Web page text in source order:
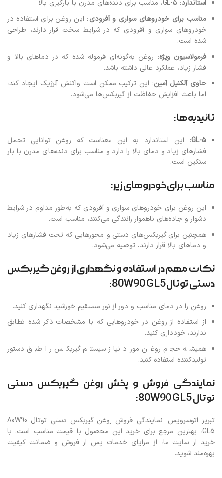
استاندارد: GL-5، مناسب برای دنده‌های مدرن با بارگیری بالا
مناسب برای خودروهای سواری و آفرودی: این روغن برای استفاده در
خودروهای سواری و آفرودی که در شرایط سخت قرار دارند، طراحی
شده است.
فرمولاسیون ویژه: روغن به‌گونه‌ای فرموله شده که در دماهای بالا و
فشار زیاد، عملکرد عالی داشته باشد.
حاوی آلکنیل آمین: این ترکیب ممکن است واکنش آلرژیک ایجاد کند،
اما باعث افزایش حفاظت از گیربکس‌ها می‌شود.
تائیدیه‌ها:
GL-5: این استاندارد به این معناست که روغن توانایی تحمل
فشارهای زیاد و دمای بالا را دارد و مناسب برای دنده‌های مدرن با بار
سنگین است.
مناسب برای خودروهای زیر:
این روغن برای خودروهای سواری و آفرودی که به‌طور مداوم در شرایط
دشوار و جاده‌های ناهموار رانندگی می‌کنند، مناسب است.
همچنین برای گیربکس‌های دستی و محورهایی که تحت فشارهای زیاد
و دماهای بالا قرار دارند، توصیه می‌شود.
نکات مهم در استفاده و نگهداری از روغن گیربکس
دستی توتال 80W90 GL5:
روغن را در دمای مناسب و دور از نور مستقیم خورشید نگهداری کنید.
از استفاده از روغن در خودروهایی که با مشخصات ذکر شده تطابق
ندارند، خودداری کنید.
همیشه حجم روغن مورد نیاز سیستم گیربکس را طبق دستور
تولیدکننده استفاده کنید.
نمایندگی فروش و پخش روغن گیربکس دستی
توتال 80W90 GL5:
تبریز اتوسرویس، نمایندگی فروش روغن گیربکس دستی توتال 80W90
GL5، بهترین مرجع برای خرید این محصول با قیمت مناسب است. با
خرید از سایت ما، از مزایای خدمات پس از فروش و ضمانت کیفیت
بهره‌مند شوید.